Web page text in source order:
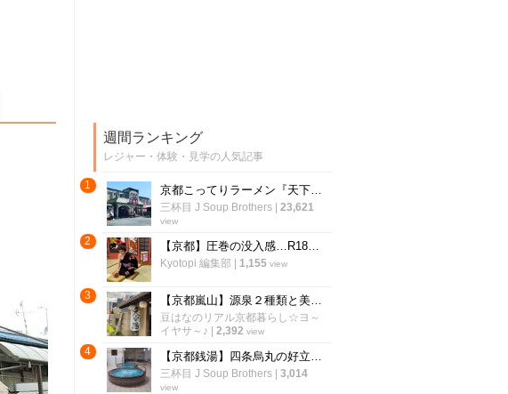
週間ランキング
レジャー・体験・見学の人気記事
1 京都こってりラーメン『天下一品』運営の温泉施設！丸一日過ごしたい岩盤浴「スパリゾート雄琴あがりゃんせ」
三杯目 J Soup Brothers| 23,621
view
2 【京都】圧巻の没入感…R18ゾーンも登場！大人が楽しめるナイト営業も「太秦映画村」
Kyotopi 編集部 1,155 view
3 【京都嵐山】源泉２種類と美容アメニティ人気☆サウナ＆夏限定露天風呂も「さがの温泉天山の湯」
豆はなのリアル京都暮らし☆ヨ～
イヤサ～♪
2,392 view
4 【京都銭湯】四条烏丸の好立地！祇園祭合間にサッパリ一風呂☆サウナ＆露天風呂充実「白山湯」
三杯目 J Soup Brothers| 3,014
view